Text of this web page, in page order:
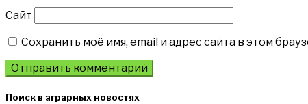
Сайт
Сохранить моё имя, email и адрес сайта в этом
Поиск в аграрных новостях